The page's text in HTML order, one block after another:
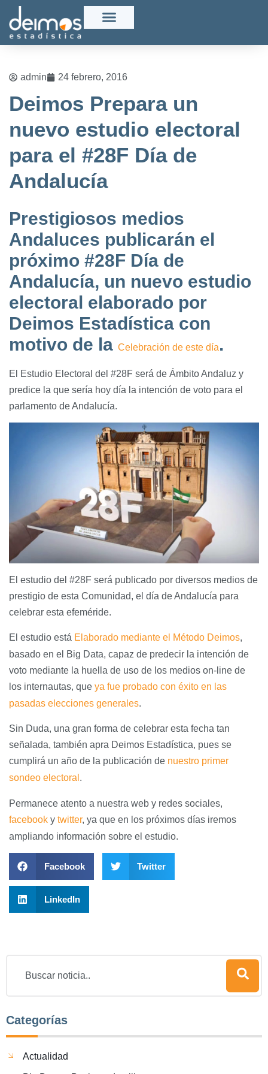
admin 24 febrero, 2016
Deimos Prepara un
nuevo estudio electoral
para el #28F Día de
Andalucía
Prestigiosos medios
Andaluces publicarán el
próximo #28F Día de
Andalucía, un nuevo estudio
electoral elaborado por
Deimos Estadística con
motivo de la Celebración de este día.
El Estudio Electoral del #28F será de Ámbito Andaluz y
predice la que sería hoy día la intención de voto para el
parlamento de Andalucía.
El estudio del #28F será publicado por diversos medios de
prestigio de esta Comunidad, el día de Andalucía para
celebrar esta efeméride.
El estudio está Elaborado mediante el Método Deimos,
basado en el Big Data, capaz de predecir la intención de
voto mediante la huella de uso de los medios on-line de
los internautas, que ya fue probado con éxito en las
pasadas elecciones generales.
Sin Duda, una gran forma de celebrar esta fecha tan
señalada, también apra Deimos Estadística, pues se
cumplirá un año de la publicación de nuestro primer
sondeo electoral .
Permanece atento a nuestra web y redes sociales,
facebook y twitter, ya que en los próximos días iremos
ampliando información sobre el estudio.
Facebook Twitter
LinkedIn
Categorías
Actualidad